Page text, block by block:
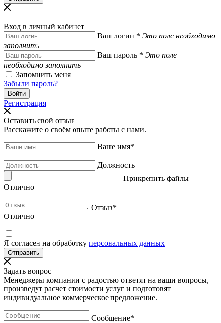
Вход в личный кабинет
Ваш логин * Это поле необходимо
заполнить
Ваш пароль * Это поле
необходимо заполнить
Запомнить меня
Забыли пароль?
Регистрация
Оставить свой отзыв
Расскажите о своём опыте работы с нами.
Ваше имя*
Должность
Прикрепить файлы
Отлично
Отзыв*
Отлично
Я согласен на обработку персональных данных
Задать вопрос
Менеджеры компании с радостью ответят на ваши вопросы,
произведут расчет стоимости услуг и подготовят
индивидуальное коммерческое предложение.
Сообщение*